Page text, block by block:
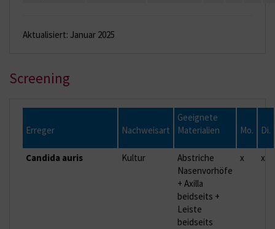
Aktualisiert: Januar 2025
Screening
Erreger Nachweisart
Geeignete
Materialien
Mo. Di.
Candida auris Kultur
Abstriche
Nasenvorhöfe
+ Axilla
beidseits +
Leiste
beidseits
x x